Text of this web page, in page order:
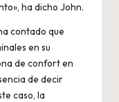
ha dicho John.
contado que
en su
de confort en
de decir
caso, la